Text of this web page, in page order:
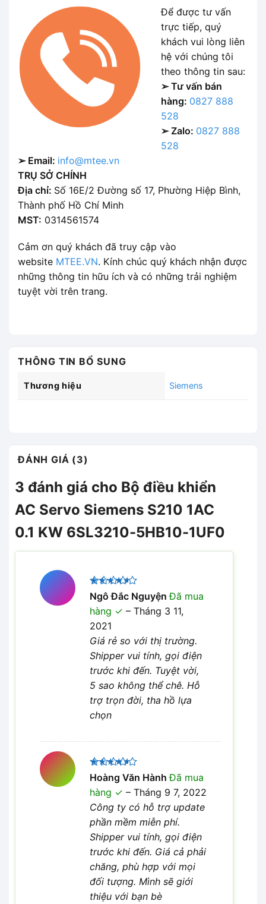
Để được tư vấn
trực tiếp, quý
khách vui lòng liên
hệ với chúng tôi
theo thông tin sau:
➢ Tư vấn bán
hàng: 0827 888
528
➢ Zalo: 0827 888
528
➢ Email: info@mtee.vn
TRỤ SỞ CHÍNH
Địa chỉ: Số 16E/2 Đường số 17, Phường Hiệp Bình,
Thành phố Hồ Chí Minh
MST: 0314561574
Cảm ơn quý khách đã truy cập vào
website MTEE.VN. Kính chúc quý khách nhận được
những thông tin hữu ích và có những trải nghiệm
tuyệt vời trên trang.
THÔNG TIN BỔ SUNG
Thương hiệu Siemens
ĐÁNH GIÁ (3)
3 đánh giá cho Bộ điều khiển
AC Servo Siemens S210 1AC
0.1 KW 6SL3210-5HB10-1UF0
Được
xếp hạng
45 sao
Ngô Đắc NguyệnĐã mua
hàng
– Tháng 3 11,
2021
Giá rẻ so với thị trường.
Shipper vui tính, gọi điện
trước khi đến. Tuyệt vời,
5 sao không thể chê. Hỗ
trợ trọn đời, tha hồ lựa
chọn
Được
xếp hạng
45 sao
Hoàng Văn HànhĐã mua
hàng
– Tháng 9 7, 2022
Công ty có hỗ trợ update
phần mềm miễn phí.
Shipper vui tính, gọi điện
trước khi đến. Giá cả phải
chăng, phù hợp với mọi
đối tượng. Mình sẽ giới
thiệu với bạn bè